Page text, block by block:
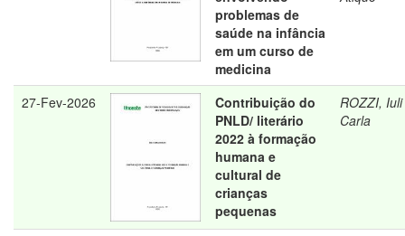
problemas de
saúde na infância
em um curso de
medicina
27-Fev-2026
Contribuição do
PNLD/ literário
2022 à formação
humana e
cultural de
crianças
pequenas
ROZZI, Iuli
Carla